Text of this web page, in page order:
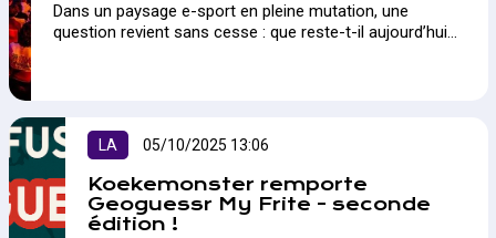
Dans un paysage e-sport en pleine mutation, une
question revient sans cesse : que reste-t-il aujourd’hui
écosystème, pensé pour ouvrir davantage de portes qu’il
n’en ferme. Ubisoft, acteur majeur de la scène FPS,
affirme justement vouloir renforcer les possibilités
offertes localement et multiplier les chemins vers l’élite.
…
LA 05/10/2025 13:06
Koekemonster remporte
Geoguessr My Frite - seconde
édition !